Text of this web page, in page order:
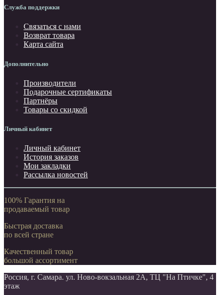
Служба поддержки
Связаться с нами
Возврат товара
Карта сайта
Дополнительно
Производители
Подарочные сертификаты
Партнёры
Товары со скидкой
Личный кабинет
Личный кабинет
История заказов
Мои закладки
Рассылка новостей
100% Гарантия на
продаваемый товар
Быстрая доставка
по всей стране
Качественный товар
большой ассортимент
Россия, г. Самара. ул. Ново-вокзальная 2А, ТЦ "На Птичке", 4
этаж